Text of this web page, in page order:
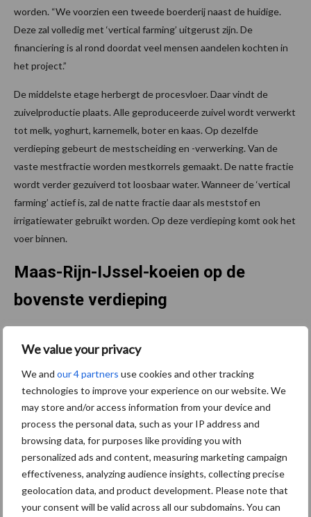
We value your privacy
We and our 4 partners use cookies and other tracking
technologies to improve your experience on our website. We
may store and/or access information from your device and
process the personal data, such as your IP address and
browsing data, for purposes like providing you with
personalized ads and content, measuring marketing campaign
effectiveness, analyzing audience insights, collecting precise
geolocation data, and product development. Please note that
your consent will be valid across all our subdomains. You can
worden. “We voorzien een tweede boerderij naast de huidige.
Deze zal volledig met ‘vertical farming’ uitgerust zijn. De
financiering is al rond doordat veel mensen aandelen kochten in
het project.”
De middelste etage herbergt de procesvloer. Daar vindt de
zuivelproductie plaats. Alle geproduceerde zuivel wordt verwerkt
tot melk, yoghurt, karnemelk, boter en kaas. Op dezelfde
verdieping gebeurt de mestscheiding en -verwerking. Van de
vaste mestfractie worden mestkorrels gemaakt. De natte fractie
wordt verder gezuiverd tot loosbaar water. Wanneer de ‘vertical
farming’ actief is, zal de natte fractie daar als meststof en
irrigatiewater gebruikt worden. Op deze verdieping komt ook het
voer binnen.
Maas-Rijn-IJssel-koeien op de
bovenste verdieping
dubbeldoelras, hebben hun thuis op de bovenste verdieping waar
ook een melkrobot geïnstalleerd is. De stal is uitgerust met
windschermen en een vernevelingsinstallatie om de heetste
dagen te overbruggen.
“Op het water is er altijd wel een briesje dus dat helpt bij het
koelen”, legt Minke uit. Ook stormen horen erbij. De boerderij
moest al één flinke storm trotseren. “De windschermen zijn toen
aan één kant beschadigd geraakt maar we hebben wel
vastgesteld dat het drijflichaam erg stabiel ligt. Dat is een hele